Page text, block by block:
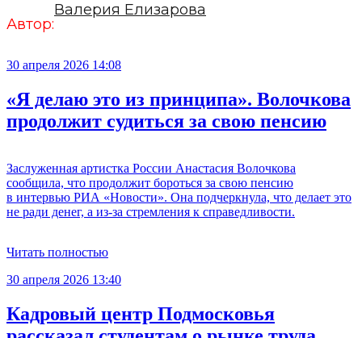
Автор:
Валерия Елизарова
30 апреля 2026 14:08
«Я делаю это из принципа». Волочкова
продолжит судиться за свою пенсию
Заслуженная артистка России Анастасия Волочкова
сообщила, что продолжит бороться за свою пенсию
в интервью РИА «Новости». Она подчеркнула, что делает это
не ради денег, а из-за стремления к справедливости.
Читать полностью
30 апреля 2026 13:40
Кадровый центр Подмосковья